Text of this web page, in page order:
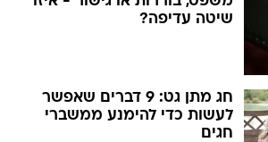
שיטה עדיפה?
חג מתן גט: 9 דברים שאפשר
לעשות כדי להימנע ממשברי
חגים